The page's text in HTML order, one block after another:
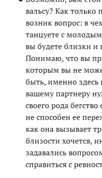
вальсу? Как
возник вопрос: в
танцуете с
вы будете близки и
Понимаю, что вы
которым вы не
быть, именно здесь
вашему партнеру
своего рода
не способен ее
как она вызывает
близости хочется,
задавались
справиться с